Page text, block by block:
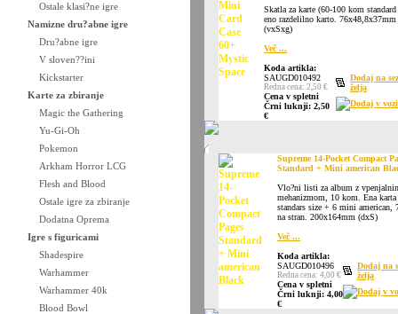
Ostale klasi?ne igre
Namizne dru?abne igre
Dru?abne igre
V sloven??ini
Kickstarter
Karte za zbiranje
Magic the Gathering
Yu-Gi-Oh
Pokemon
Arkham Horror LCG
Flesh and Blood
Ostale igre za zbiranje
Dodatna Oprema
Igre s figuricami
Shadespire
Warhammer
Warhammer 40k
Blood Bowl
Skatla za karte (60-100 kom standard
eno razdelilno karto. 76x48,8x37mm
(vxSxg)
Več ...
Koda artikla:
SAUGD010492
Redna cena: 2,50 €
Cena v spletni
Črni luknji: 2,50
€
Dodaj na
želja
Dodaj v
Supreme 14-Pocket Compact
Standard + Mini american
Vlo?ni listi za album z
mehanizmom, 10 kom. Ena karta
standars size + 6 mini american,
na stran. 200x164mm (dxS)
Več ...
Koda artikla:
SAUGD010496
Redna cena: 4,00 €
Cena v spletni
Črni luknji: 4,00
€
Dodaj na
želja
Dodaj v